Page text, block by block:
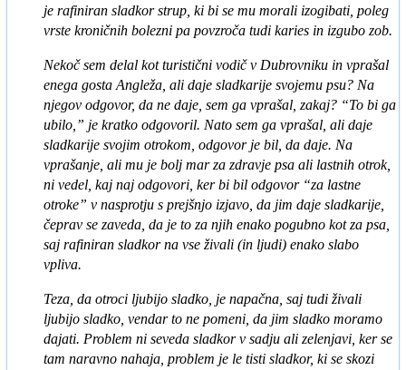
je rafiniran sladkor strup, ki bi se mu morali izogibati, poleg
vrste kroničnih bolezni pa povzroča tudi karies in izgubo zob.
Nekoč sem delal kot turistični vodič v Dubrovniku in vprašal
enega gosta Angleža, ali daje sladkarije svojemu psu? Na
njegov odgovor, da ne daje, sem ga vprašal, zakaj? “To bi ga
ubilo,” je kratko odgovoril. Nato sem ga vprašal, ali daje
sladkarije svojim otrokom, odgovor je bil, da daje. Na
vprašanje, ali mu je bolj mar za zdravje psa ali lastnih otrok,
ni vedel, kaj naj odgovori, ker bi bil odgovor “za lastne
otroke” v nasprotju s prejšnjo izjavo, da jim daje sladkarije,
čeprav se zaveda, da je to za njih enako pogubno kot za psa,
saj rafiniran sladkor na vse živali (in ljudi) enako slabo
vpliva.
Teza, da otroci ljubijo sladko, je napačna, saj tudi živali
ljubijo sladko, vendar to ne pomeni, da jim sladko moramo
dajati. Problem ni seveda sladkor v sadju ali zelenjavi, ker se
tam naravno nahaja, problem je le tisti sladkor, ki se skozi